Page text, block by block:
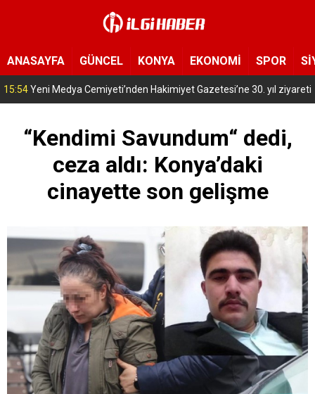
ANASAYFA GÜNCEL KONYA EKONOMİ SPOR
15:39Konya’nın bu ilçesinde sivrisinekler hayatı zehir etti! Hastanelik olanlar var
“Kendimi Savundum“ dedi,
ceza aldı: Konya’daki
cinayette son gelişme